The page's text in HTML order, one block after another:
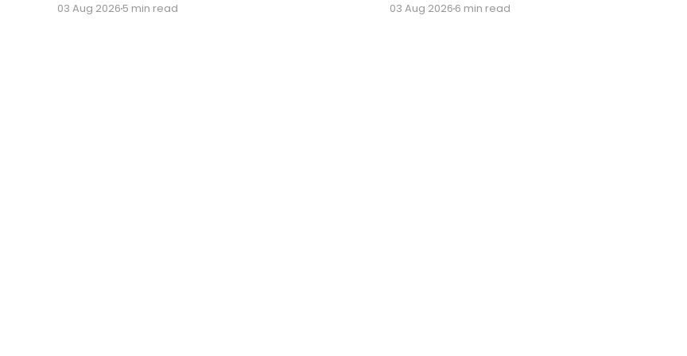
when it comes to user behavior.
03 Aug 2026 5 min read
consum foarte clare atunci când vine vorba
03 Aug 20266 min read